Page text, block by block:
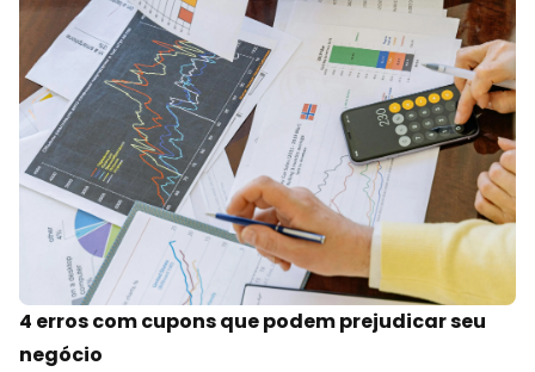
4 erros com cupons que podem prejudicar seu
negócio